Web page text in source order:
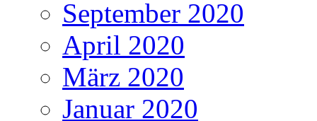
September 2020
April 2020
März 2020
Januar 2020